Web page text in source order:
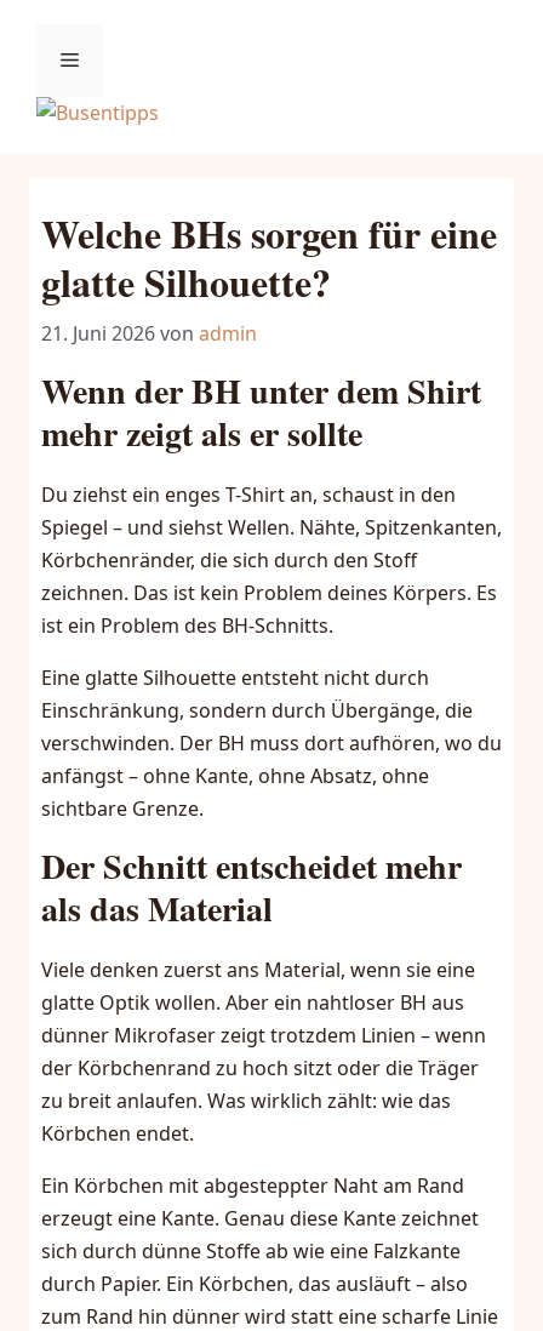
Menü
Welche BHs sorgen für eine
glatte Silhouette?
21. Juni 2026von admin
Wenn der BH unter dem Shirt
mehr zeigt als er sollte
Du ziehst ein enges T-Shirt an, schaust in den
Spiegel – und siehst Wellen. Nähte, Spitzenkanten,
Körbchenränder, die sich durch den Stoff
zeichnen. Das ist kein Problem deines Körpers. Es
ist ein Problem des BH-Schnitts.
Eine glatte Silhouette entsteht nicht durch
Einschränkung, sondern durch Übergänge, die
verschwinden. Der BH muss dort aufhören, wo du
anfängst – ohne Kante, ohne Absatz, ohne
sichtbare Grenze.
Der Schnitt entscheidet mehr
als das Material
Viele denken zuerst ans Material, wenn sie eine
glatte Optik wollen. Aber ein nahtloser BH aus
dünner Mikrofaser zeigt trotzdem Linien – wenn
der Körbchenrand zu hoch sitzt oder die Träger
zu breit anlaufen. Was wirklich zählt: wie das
Körbchen endet.
Ein Körbchen mit abgesteppter Naht am Rand
erzeugt eine Kante. Genau diese Kante zeichnet
sich durch dünne Stoffe ab wie eine Falzkante
durch Papier. Ein Körbchen, das ausläuft – also
zum Rand hin dünner wird statt eine scharfe Linie